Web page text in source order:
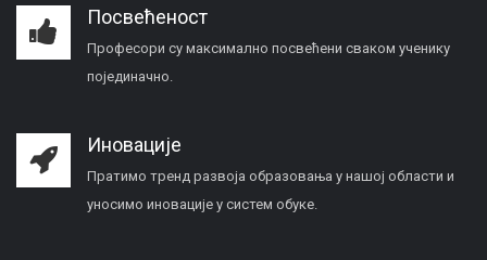
Посвећеност
Професори су максимално посвећени сваком ученику
појединачно.
Иновације
Пратимо тренд развоја образовања у нашој области и
уносимо иновације у систем обуке.